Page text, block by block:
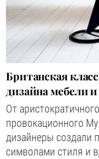
Британская
дизайна мебели и
От
провокационного
дизайнеры создали
символами стиля и